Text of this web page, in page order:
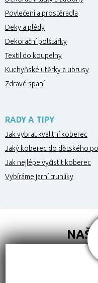
Povlečení a prostěradla
Deky a plédy
Dekorační polštářky
Textil do koupelny
Kuchyňské utěrky a ubrusy
Zdravé spaní
RADY A TIPY
Jak vybrat kvalitní koberec
Jaký koberec do dětského
Jak nejlépe vyčistit koberec
Vybíráme jarní truhlíky
NAŠI